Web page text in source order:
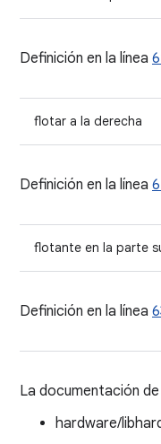
Definición en la línea
flotar a la derecha
Definición en la línea
flotante en la parte
Definición en la línea
La documentación
hardware/